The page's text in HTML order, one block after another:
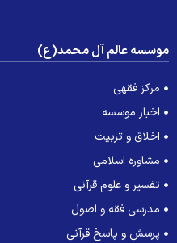
عالم آل محمد(ع)
مرکز فقهی
اخبار موسسه
اخلاق و تربیت
مشاوره اسلامی
تفسیر و علوم قرآنی
مدرسی فقه و اصول
پرسش و پاسخ قرآنی